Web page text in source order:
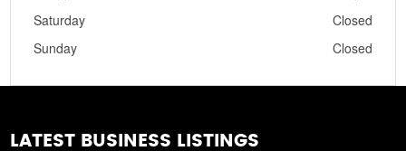
Saturday
Closed
Sunday
Closed
LATEST BUSINESS LISTINGS